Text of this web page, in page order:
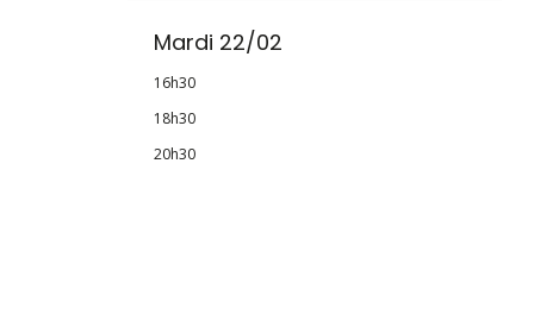
Mardi 22/02
16h30
18h30
20h30